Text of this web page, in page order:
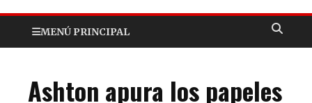
MENÚ PRINCIPAL
Ashton apura los papeles